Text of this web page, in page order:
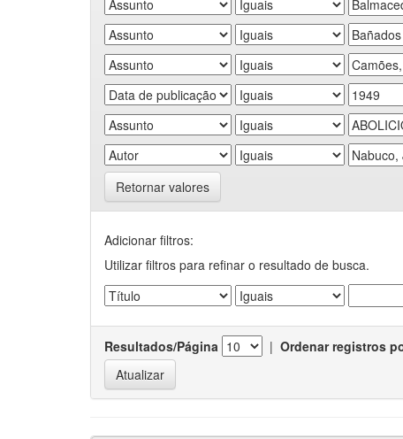
Retornar valores
Adicionar filtros:
Utilizar filtros para refinar o resultado de busca.
Resultados/Página | Ordenar registros